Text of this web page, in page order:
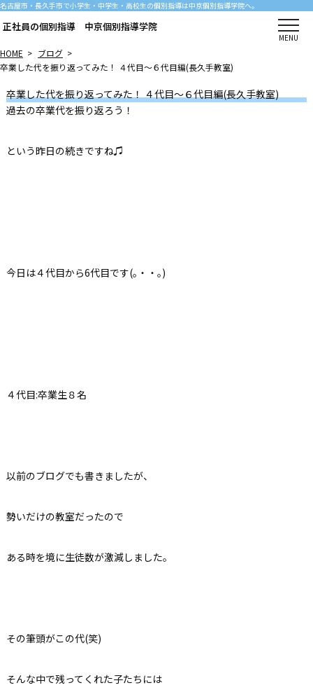
名古屋市・長久手市で小学生・中学生・高校生の個別指導は中京個別指導学院へ。
正社員の個別指導 中京個別指導学院
MENU
HOME > ブログ >
卒業した代を振り返ってみた！ ４代目～６代目編(長久手教室)
卒業した代を振り返ってみた！ ４代目～６代目編(長久手教室)
過去の卒業代を振り返ろう！
という昨日の続きですね♫
今日は４代目から6代目です(｡・・｡)
４代目:卒業生８名
以前のブログでも書きましたが、
勢いだけの教室だったので
ある時を境に生徒数が激減しました。
その筆頭がこの代(笑)
そんな中で残ってくれた子たちには